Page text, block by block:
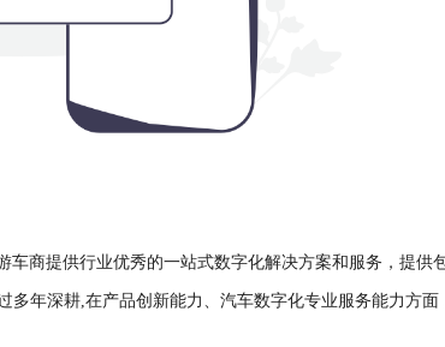
车商提供行业优秀的一站式数字化解决方案和服务，提供
年深耕,在产品创新能力、汽车数字化专业服务能力方面